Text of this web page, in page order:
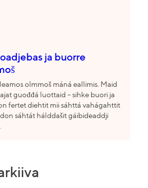
ja buorre
olmmoš máná eallimis. Maid
guođđá luottaid – sihke buori ja
fertet diehtit mii sáhttá vahágahttit
sáhtát hálddašit gáibideaddji